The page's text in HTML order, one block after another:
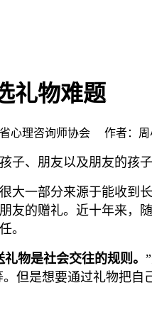
礼物难题
心理咨询师协会 作者：周
子、朋友以及朋友的孩
大一部分来源于能收到
友的赠礼。近十年来，
。
礼物是社会交往的规则。
但是想要通过礼物把